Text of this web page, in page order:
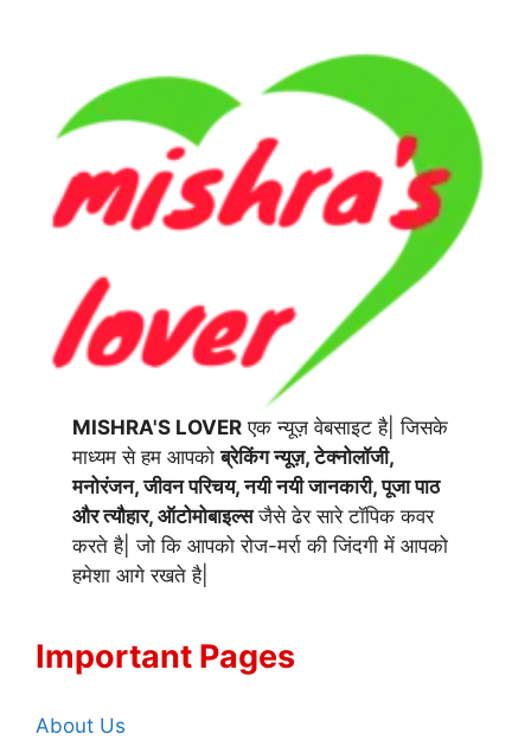
MISHRA'S LOVER एक न्यूज़ वेबसाइट है| जिसके
माध्यम से हम आपकोब्रेकिंग न्यूज़, टेक्नोलॉजी,
मनोरंजन, जीवन परिचय, नयी नयी जानकारी, पूजा पाठ
और त्यौहार, ऑटोमोबाइल्सजैसे ढेर सारे टॉपिक कवर
करते है| जो कि आपको रोज-मर्रा की जिंदगी में आपको
हमेशा आगे रखते है|
Important Pages
About Us